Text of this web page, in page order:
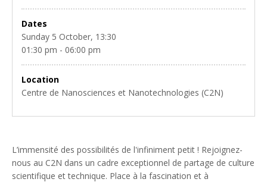
Dates
Sunday 5 October, 13:30
01:30 pm - 06:00 pm
Location
Centre de Nanosciences et Nanotechnologies (C2N)
L’immensité des possibilités de l'infiniment petit ! Rejoignez-
nous au C2N dans un cadre exceptionnel de partage de culture
scientifique et technique. Place à la fascination et à